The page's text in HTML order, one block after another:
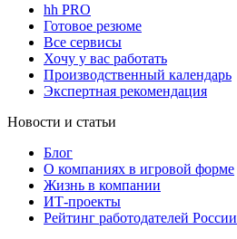
hh PRO
Готовое резюме
Все сервисы
Хочу у вас работать
Производственный календарь
Экспертная рекомендация
Новости и статьи
Блог
О компаниях в игровой форме
Жизнь в компании
ИТ-проекты
Рейтинг работодателей России